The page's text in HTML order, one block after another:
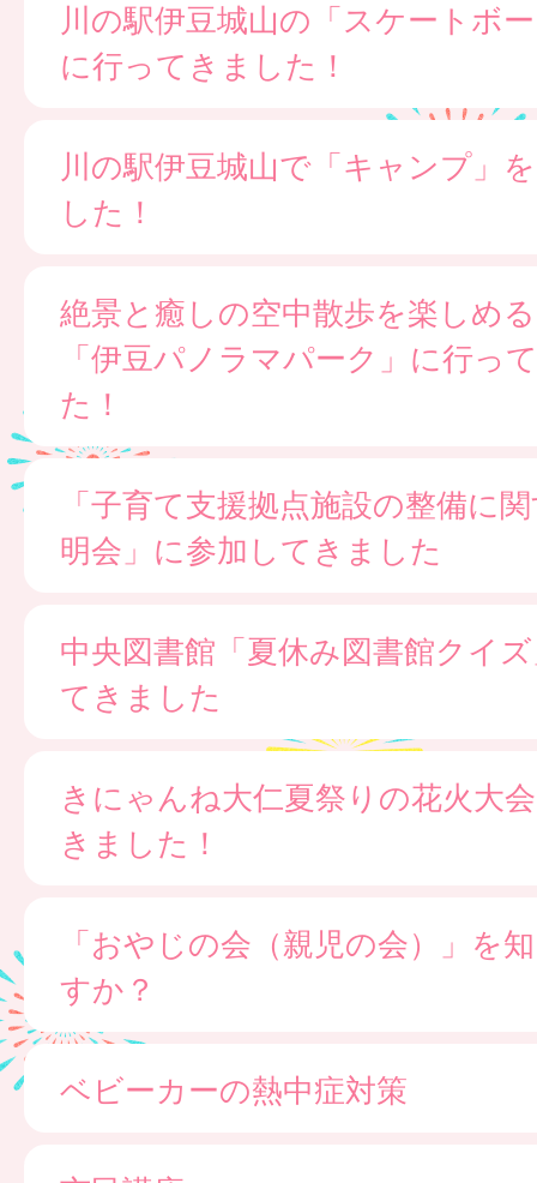
川の駅伊豆城山の「スケートボ
に行ってきました！
川の駅伊豆城山で「キャンプ」
した！
絶景と癒しの空中散歩を楽しめる
「伊豆パノラマパーク」に行っ
た！
「子育て支援拠点施設の整備に
明会」に参加してきました
中央図書館「夏休み図書館クイ
てきました
きにゃんね大仁夏祭りの花火大
きました！
「おやじの会（親児の会）」を
すか？
ベビーカーの熱中症対策